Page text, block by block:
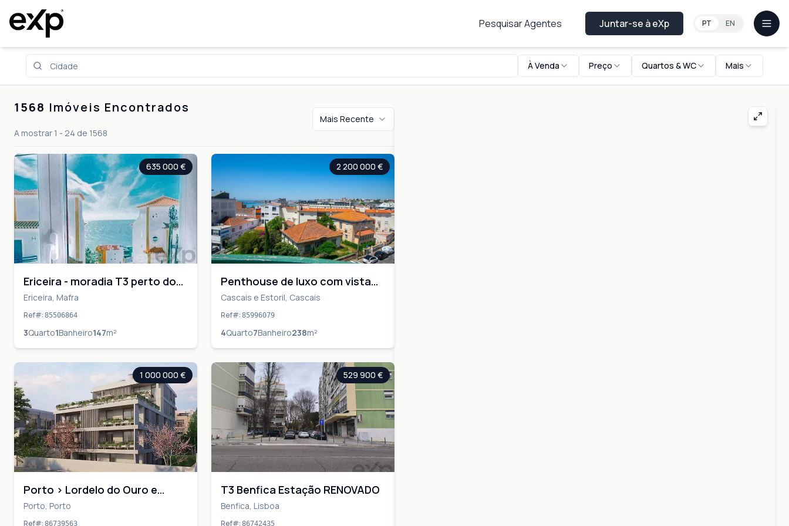
Pesquisar Agentes Juntar-se à eXp PT EN
Imóveis em Portugal
À Venda Preço Quartos & WC Mais
1568 Imóveis Encontrados
A mostrar 1 - 24 de 1568
Mais Recente
635 000 €
Ericeira - moradia T3 perto do
centro.
Ericeira, Mafra
Ref#: 85506864
3Quarto1Banheiro147m²
2 200 000 €
Penthouse de luxo com vista
para o mar e para o porto no
Estoril
Cascais e Estoril, Cascais
Ref#: 85996079
4Quarto7Banheiro238m²
1 000 000 €
Porto > Lordelo do Ouro e
Massarelos T3 com Jardim
Privativo | Luxo & Exclusividade
Porto, Porto
Ref#: 86739563
529 900 €
T3 Benfica Estação RENOVADO
Benfica, Lisboa
Ref#: 86742435